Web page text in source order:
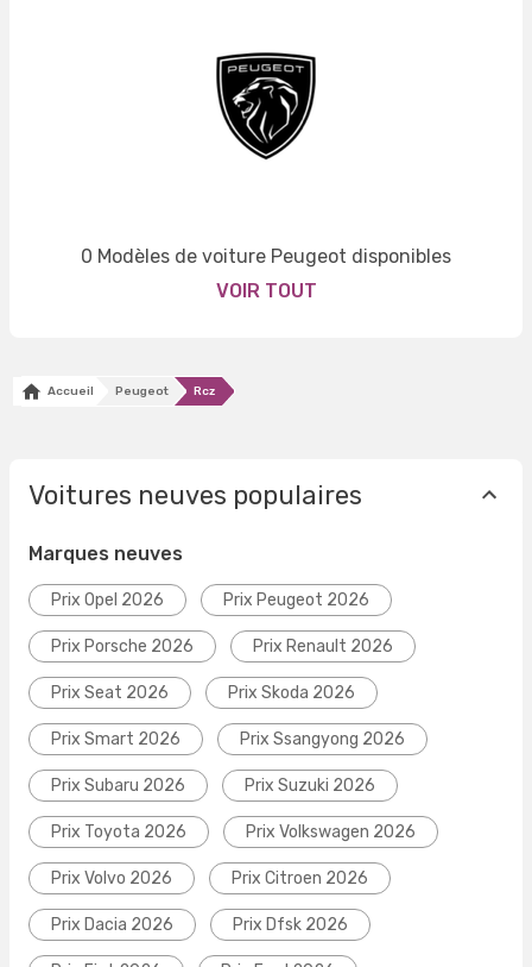
0 Modèles de voiture Peugeot disponibles
VOIR TOUT
Accueil Peugeot Rcz
Voitures neuves populaires
Marques neuves
Prix Opel 2026 Prix Peugeot 2026
Prix Porsche 2026 Prix Renault 2026
Prix Seat 2026 Prix Skoda 2026
Prix Smart 2026 Prix Ssangyong 2026
Prix Subaru 2026 Prix Suzuki 2026
Prix Toyota 2026 Prix Volkswagen 2026
Prix Volvo 2026 Prix Citroen 2026
Prix Dacia 2026 Prix Dfsk 2026